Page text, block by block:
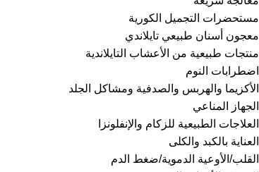
مستحضرات التجميل الكورية
معجون أسنان طبيعي تايلاندي
منتجات طبيعية من الأعشاب التايلاندية
اضطرابات النوم
الأكزيما والهربس والصدفية ومشاكل الجلد
الجهاز المناعي
العلاجات الطبيعية للزكام والإنفلونزا
العناية بالكبد والكلى
القلب/الأوعية الدموية/ضغط الدم